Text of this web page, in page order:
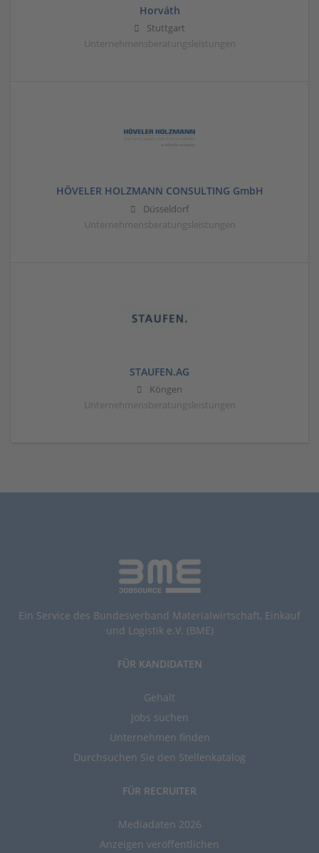
Horváth
Stuttgart
Unternehmensberatungsleistungen
HÖVELER HOLZMANN CONSULTING GmbH
Düsseldorf
Unternehmensberatungsleistungen
STAUFEN.AG
Köngen
Unternehmensberatungsleistungen
Ein Service des Bundesverband Materialwirtschaft, Einkauf
und Logistik e.V. (BME)
FÜR KANDIDATEN
Gehalt
Jobs suchen
Unternehmen finden
Durchsuchen Sie den Stellenkatalog
FÜR RECRUITER
Mediadaten 2026
Anzeigen veröffentlichen